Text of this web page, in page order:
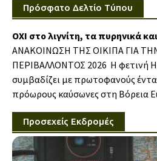
Πρόσφατο Δελτίο Τύπου
ΟΧΙ στο λιγνίτη, τα πυρηνικά
ΑΝΑΚΟΙΝΩΣΗ ΤΗΣ ΟΙΚΙΠΑ ΓΙΑ
ΠΕΡΙΒΑΛΛΟΝΤΟΣ 2026 Η φετινή
συμβαδίζει με πρωτοφανούς
πρόωρους καύσωνες στη Βόρεια
Προσεχείς Εκδρομές